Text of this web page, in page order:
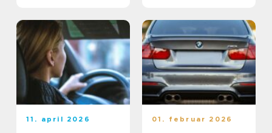
11. april 2026 01. februar 2026